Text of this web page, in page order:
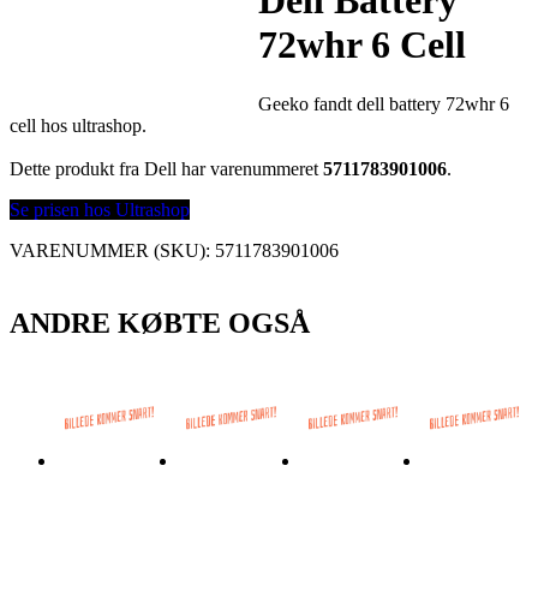
72whr 6 Cell
Geeko fandt dell battery 72whr 6
cell hos ultrashop.
Dette produkt fra Dell har varenummeret 5711783901006.
Se prisen hos Ultrashop
VARENUMMER (SKU): 5711783901006
ANDRE KØBTE OGSÅ